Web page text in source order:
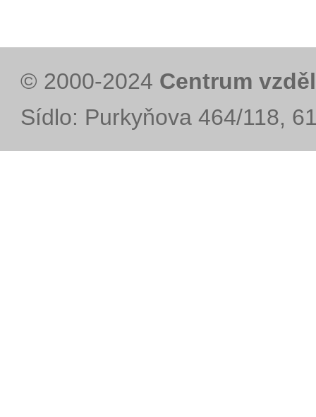
© 2000-2024 Centrum
Sídlo: Purkyňova 464/118,